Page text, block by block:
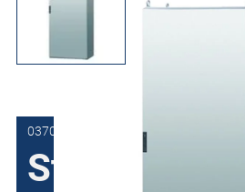
0370-8018-50-10
Standschrank